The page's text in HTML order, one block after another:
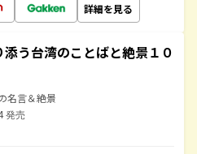
詳細を見る
う台湾のことばと絶景１０
名言＆絶景
発売